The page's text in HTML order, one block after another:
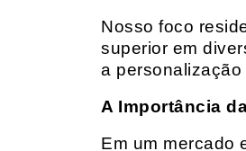
Nosso foco
superior em
a
A Importância
Em um mercado